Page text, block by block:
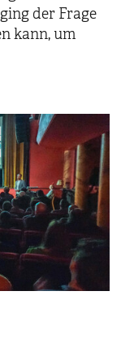
der Frage
kann, um